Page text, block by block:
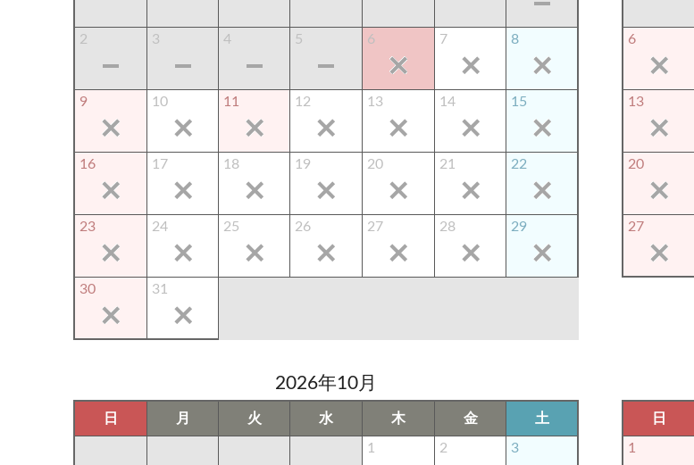
2 3 4 5 6 7 8
9 10 11 12 13 14 15
16 17 18 19 20 21 22
23 24 25 26 27 28 29
30 31
6
13
20
27
2026年10月
日 月 火 水 木 金 土
1 2 3
日
1